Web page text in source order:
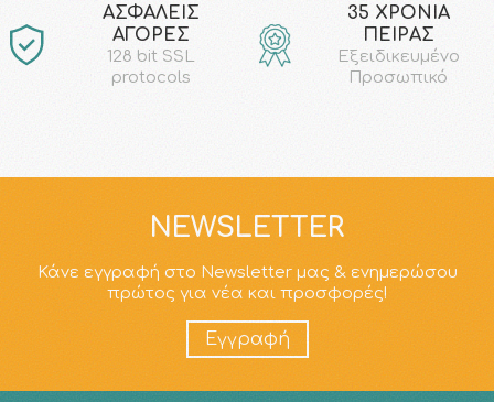
AΣΦΑΛΕΙΣ
ΑΓΟΡΕΣ
128 bit SSL
protocols
35 ΧΡΟΝΙΑ
ΠΕΙΡΑΣ
Εξειδικευμένο
Προσωπικό
NEWSLETTER
Κάνε εγγραφή στο Newsletter μας & ενημερώσου
πρώτος για νέα και προσφορές!
Εγγραφή